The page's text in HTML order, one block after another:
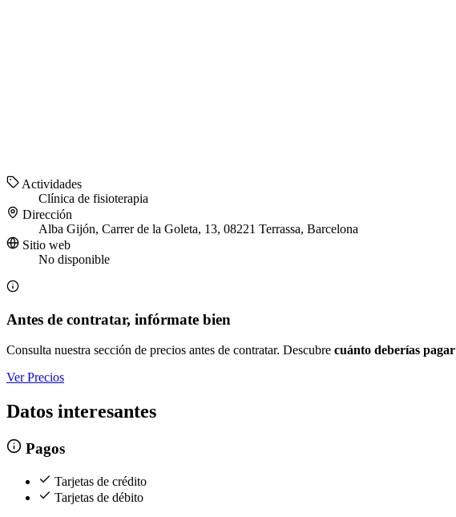
Actividades
Clínica de fisioterapia
Dirección
Alba Gijón, Carrer de la Goleta, 13, 08221 Terrassa, Barcelona
Sitio web
No disponible
Antes de contratar, infórmate bien
Consulta nuestra sección de precios antes de contratar. Descubre cuánto deberías pagar
Ver Precios
Datos interesantes
Pagos
Tarjetas de crédito
Tarjetas de débito